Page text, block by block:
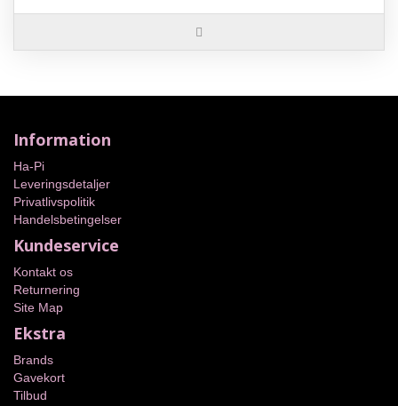
Information
Ha-Pi
Leveringsdetaljer
Privatlivspolitik
Handelsbetingelser
Kundeservice
Kontakt os
Returnering
Site Map
Ekstra
Brands
Gavekort
Tilbud